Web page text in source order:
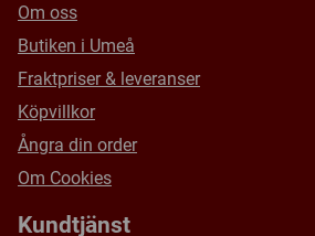
Om oss
Butiken i Umeå
Fraktpriser & leveranser
Köpvillkor
Ångra din order
Om Cookies
Kundtjänst